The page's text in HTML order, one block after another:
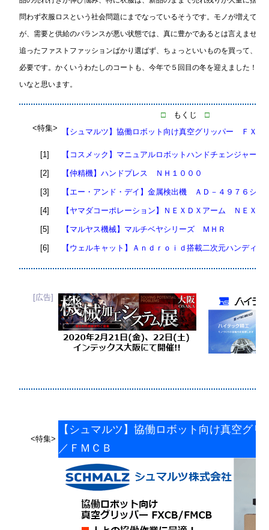
問わず衣服ロスという社会問題にまでなっているそうです。モノが増えて豊
が、需要と供給のバランスが悪い状態では、真に豊かであるとは言えません
追ったファストファッションばかり選ばず、ちょっといいものを買って、１
必要です。かくいうわたしのコートも、今年で５回目の冬を迎えました！愛
いなと思います。
□ もくじ□
<特集>
【シュマルツ】協働ロボット向け真空グリッパー ＦＸＣ
[1] 【コスメック】マニュアルロボットハンドチェンジャー
[2] 【仲精機】ハンドプレス ＮＨ１０００
[3] 【エー・アンド・デイ】金属検出機 ＡＤ－４９７６シリ
[4] 【ヤマダコーポレーション】ＮＥＸＤＸアーム ＮＥＸＤ
[5] 【マルヤス機械】マルチベヤシリーズ ＭＨＲ
[6] 【ウェルキャット】Ａｎｄｒｏｉｄ搭載二次元ハンディ
[広告]
<特集>
【シュマルツ】協働ロボット向け真空グ
／ＦＭＣＢ